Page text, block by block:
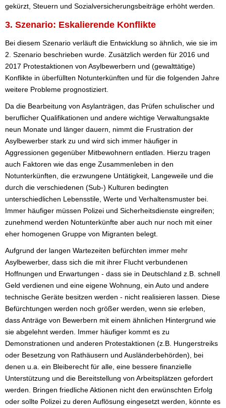
gekürzt, Steuern und Sozialversicherungsbeiträge erhöht werden.
3. Szenario: Eskalierende Konflikte
Bei diesem Szenario verläuft die Entwicklung so ähnlich, wie sie im
2. Szenario beschrieben wurde. Zusätzlich werden für 2016 und
2017 Protestaktionen von Asylbewerbern und (gewalttätige)
Konflikte in überfüllten Notunterkünften und für die folgenden Jahre
weitere Probleme prognostiziert.
Da die Bearbeitung von Asylanträgen, das Prüfen schulischer und
beruflicher Qualifikationen und andere wichtige Verwaltungsakte
neun Monate und länger dauern, nimmt die Frustration der
Asylbewerber stark zu und wird sich immer häufiger in
Aggressionen gegenüber Mitbewohnern entladen. Hierzu tragen
auch Faktoren wie das enge Zusammenleben in den
Notunterkünften, die erzwungene Untätigkeit, Langeweile und die
durch die verschiedenen (Sub-) Kulturen bedingten
unterschiedlichen Lebensstile, Werte und Verhaltensmuster bei.
Immer häufiger müssen Polizei und Sicherheitsdienste eingreifen;
zunehmend werden Notunterkünfte aber auch nur noch mit einer
eher homogenen Gruppe von Migranten belegt.
Aufgrund der langen Wartezeiten befürchten immer mehr
Asylbewerber, dass sich die mit ihrer Flucht verbundenen
Hoffnungen und Erwartungen - dass sie in Deutschland z.B. schnell
Geld verdienen und eine eigene Wohnung, ein Auto und andere
technische Geräte besitzen werden - nicht realisieren lassen. Diese
Befürchtungen werden noch größer werden, wenn sie erleben,
dass Anträge von Bewerbern mit einem ähnlichen Hintergrund wie
sie abgelehnt werden. Immer häufiger kommt es zu
Demonstrationen und anderen Protestaktionen (z.B. Hungerstreiks
oder Besetzung von Rathäusern und Ausländerbehörden), bei
denen u.a. ein Bleiberecht für alle, eine bessere finanzielle
Unterstützung und die Bereitstellung von Arbeitsplätzen gefordert
werden. Bringen friedliche Aktionen nicht den erwünschten Erfolg
oder sollte Polizei zu deren Auflösung eingesetzt werden, könnte es